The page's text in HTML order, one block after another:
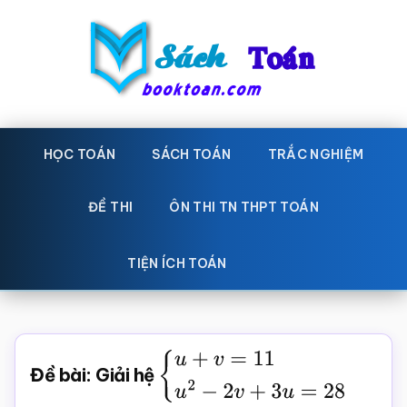
Sách
Toán
toán
Học
toán,
giáo
Toán,
trắc
HỌC TOÁN SÁCH TOÁN TRẮC NGHIỆM
ĐỀ THI ÔN THI TN THPT TOÁN
TIỆN ÍCH TOÁN
Đề bài: Giải hệ {u v =